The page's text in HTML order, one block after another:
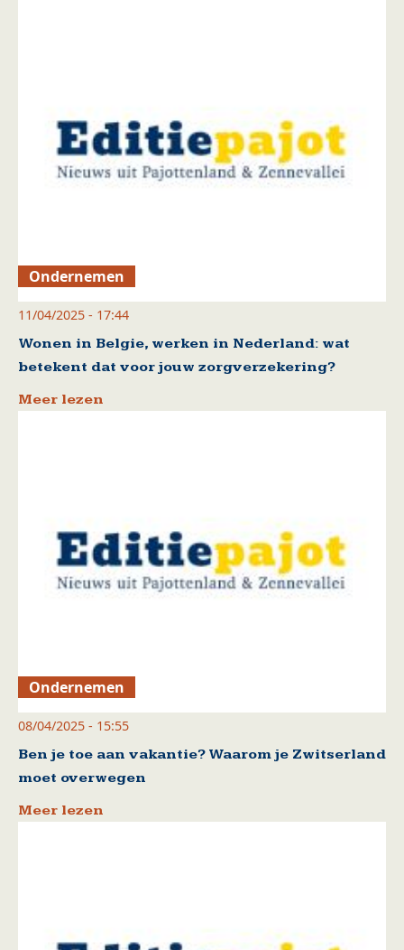
Ondernemen
11/04/2025 - 17:44
Wonen in Belgie, werken in Nederland: wat
betekent dat voor jouw zorgverzekering?
Meer lezen
Ondernemen
08/04/2025 - 15:55
Ben je toe aan vakantie? Waarom je Zwitserland
moet overwegen
Meer lezen